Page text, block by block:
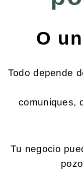
O
Todo depende
comuniques,
Tu negocio